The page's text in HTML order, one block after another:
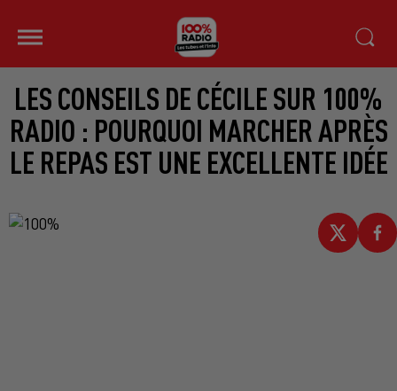
LES CONSEILS DE CÉCILE SUR 100%
RADIO : POURQUOI MARCHER APRÈS
LE REPAS EST UNE EXCELLENTE IDÉE